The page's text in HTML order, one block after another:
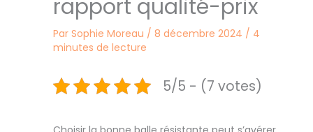
rapport qualité-prix
Par Sophie Moreau / 8 décembre 2024 / 4
minutes de lecture
5/5 - (7 votes)